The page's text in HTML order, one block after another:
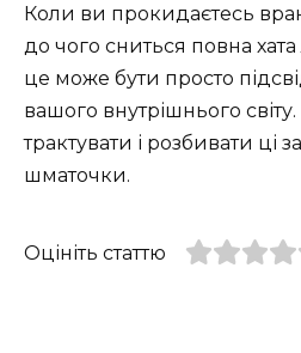
Коли ви прокидаєтесь
до чого сниться повна
це може бути просто
вашого внутрішнього світу.
трактувати і розбивати ці
шматочки.
Оцініть статтю